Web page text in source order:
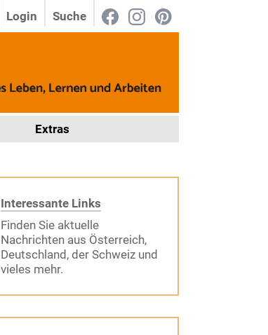
Suche
Login
Extras
Interessante Links
Finden Sie aktuelle
Nachrichten aus Österreich,
Deutschland, der Schweiz und
vieles mehr.